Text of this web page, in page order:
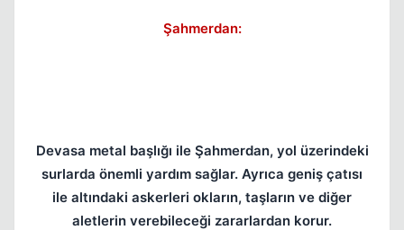
Şahmerdan:
Devasa metal başlığı ile Şahmerdan, yol üzerindeki
surlarda önemli yardım sağlar. Ayrıca geniş çatısı
ile altındaki askerleri okların, taşların ve diğer
aletlerin verebileceği zararlardan korur.